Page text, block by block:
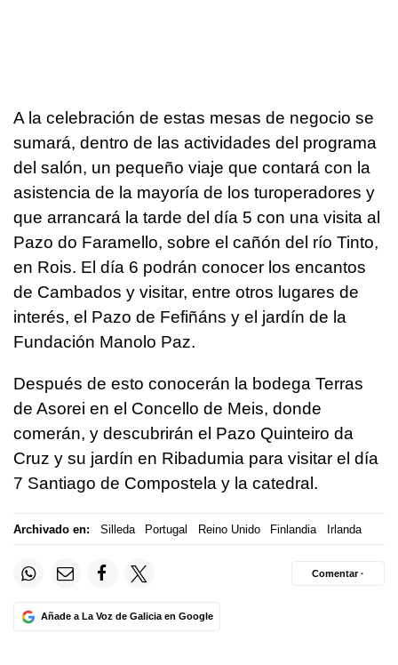
A la celebración de estas mesas de negocio se
sumará, dentro de las actividades del programa
del salón, un pequeño viaje que contará con la
asistencia de la mayoría de los turoperadores y
que arrancará la tarde del día 5 con una visita al
Pazo do Faramello, sobre el cañón del río Tinto,
en Rois. El día 6 podrán conocer los encantos
de Cambados y visitar, entre otros lugares de
interés, el Pazo de Fefiñáns y el jardín de la
Fundación Manolo Paz.
Después de esto conocerán la bodega Terras
de Asorei en el Concello de Meis, donde
comerán, y descubrirán el Pazo Quinteiro da
Cruz y su jardín en Ribadumia para visitar el día
7 Santiago de Compostela y la catedral.
Archivado en: Silleda Portugal Reino Unido Finlandia Irlanda
Añade a La Voz de Galicia en Google
Comentar ·